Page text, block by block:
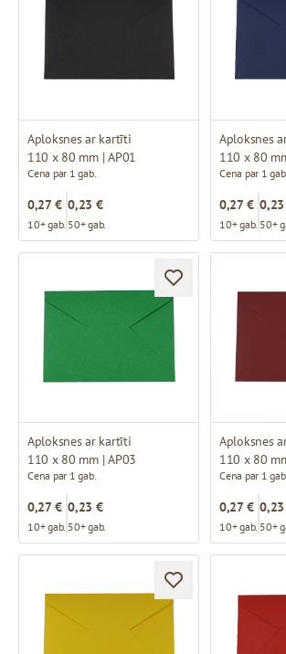
Aploksnes ar kartīti
110 x 80 mm | AP01
Cena par 1 gab.
0,27 €
10+ gab.
0,23 €
50+ gab.
Aploksnes
110 x 80
Cena par 1 gab.
0,27 €
10+ gab. 50+
Aploksnes ar kartīti
110 x 80 mm | AP03
Cena par 1 gab.
0,27 €
10+ gab.
0,23 €
50+ gab.
Aploksnes
110 x 80
Cena par 1
0,27 €
10+ gab. 50+